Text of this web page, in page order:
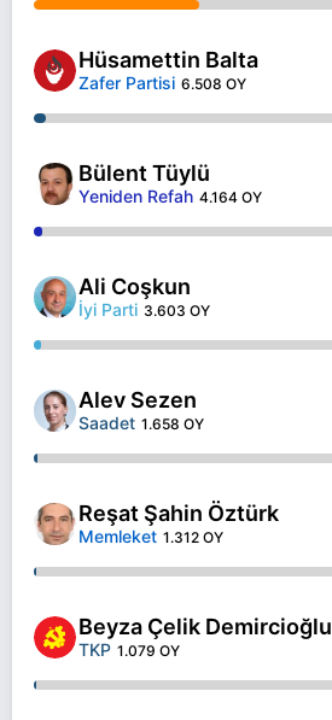
Hüsamettin Balta
Zafer Partisi 6.508 OY
Bülent Tüylü
Yeniden Refah 4.164 OY
Ali Coşkun
İyi Parti 3.603 OY
Alev Sezen
Saadet 1.658 OY
Reşat Şahin Öztürk
Memleket 1.312 OY
Beyza Çelik Demircioğlu
TKP 1.079 OY